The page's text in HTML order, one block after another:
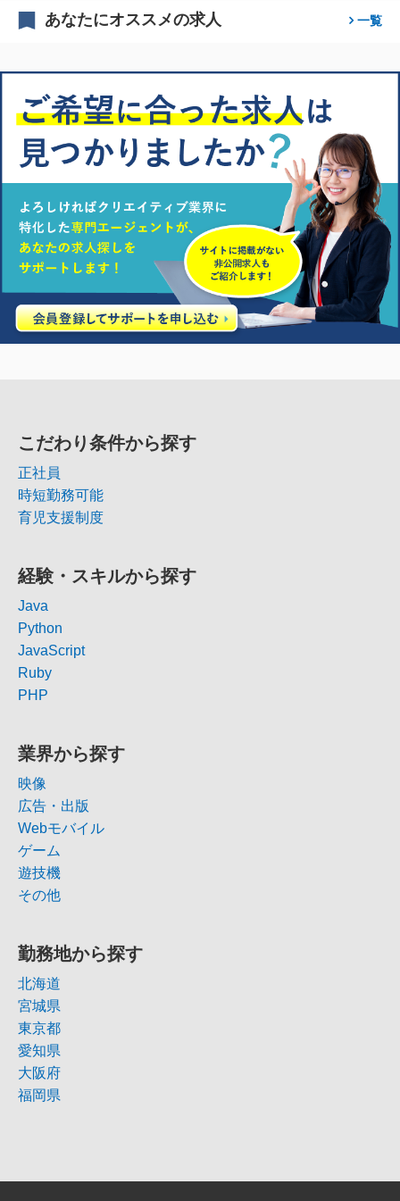
あなたにオススメの求人 一覧
こだわり条件から探す
正社員
時短勤務可能
育児支援制度
経験・スキルから探す
Java
Python
JavaScript
Ruby
PHP
業界から探す
映像
広告・出版
Webモバイル
ゲーム
遊技機
その他
勤務地から探す
北海道
宮城県
東京都
愛知県
大阪府
福岡県